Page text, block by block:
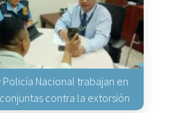
Nacional trabajan en
contra la extorsión